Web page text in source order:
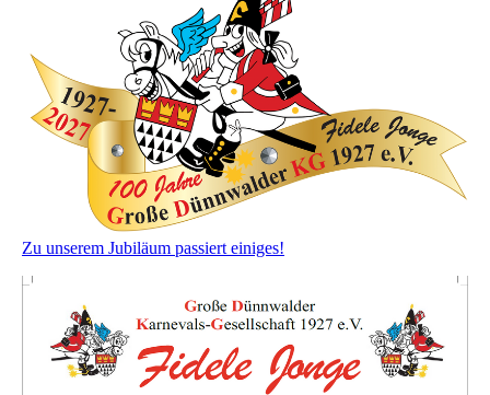
Zu unserem Jubiläum passiert einiges!